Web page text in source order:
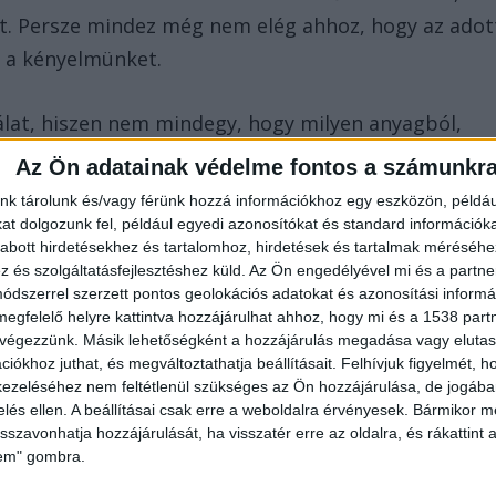
Az Ön adatainak védelme fontos a
tárolunk és/vagy férünk hozzá információkhoz egy eszközön,
dolgozunk fel, például egyedi azonosítókat és standard
hirdetésekhez és tartalomhoz, hirdetések és tartalmak
és szolgáltatásfejlesztéshez küld. Az Ön engedélyével mi és a
szerzett pontos geolokációs adatokat és azonosítási
helyre kattintva hozzájárulhat ahhoz, hogy mi és a 1538
Másik lehetőségként a hozzájárulás megadása vagy
juthat, és megváltoztathatja beállításait. Felhívjuk figyelmét,
nem feltétlenül szükséges az Ön hozzájárulása, de
ellen. A beállításai csak erre a weboldalra érvényesek. Bármikor
hozzájárulását, ha visszatér erre az oldalra, és rákattint
gombra.
Persze mindez még nem elég ahhoz, hogy az
kényelmünket.
hiszen nem mindegy, hogy milyen anyagból,
adott darab. Fontos, hogy olyan típust vegyünk,
megállni a helyét. Jó, ha vízhatlan, szélálló,
esősre fordul az idő, a legtöbb csizma sajnos
nap hátralévő részében könnyen megfázhatunk.
vesznek, ami valóban tartós és időtálló, és a
szorul. Amennyiben könnyen kezelhető téli
egy Tommy Hilfiger bokacipő, ami nem elég,
a helyét. Jó megoldás azoknak, akiknek